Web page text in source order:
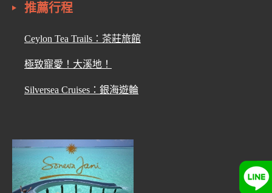
推薦行程
Ceylon Tea Trails：茶莊旅館
極致寵愛！大溪地！
Silversea Cruises：銀海遊輪